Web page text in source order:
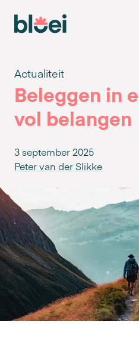
Actualiteit
Beleggen in
vol belangen
Peter van der Slikke
3 september 2025